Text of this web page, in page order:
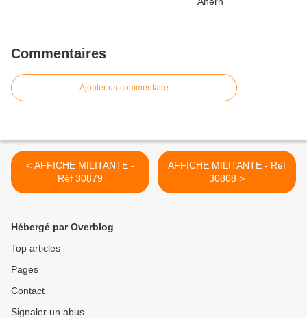
Commentaires
Ajouter un commentaire
< AFFICHE MILITANTE -
Réf 30879
AFFICHE MILITANTE - Réf
30808 >
Hébergé par Overblog
Top articles
Pages
Contact
Signaler un abus